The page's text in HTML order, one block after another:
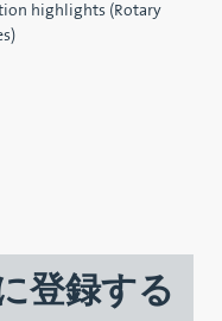
highlights (Rotary
登録する